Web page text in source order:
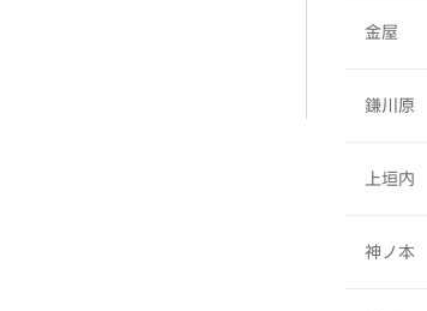
金屋
鎌川原
上垣内
神ノ本